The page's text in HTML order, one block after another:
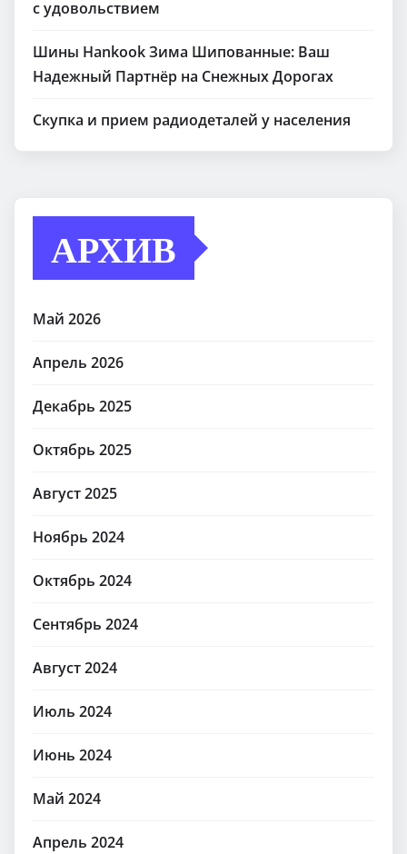
с удовольствием
Шины Hankook Зима Шипованные: Ваш
Надежный Партнёр на Снежных Дорогах
Скупка и прием радиодеталей у населения
АРХИВ
Май 2026
Апрель 2026
Декабрь 2025
Октябрь 2025
Август 2025
Ноябрь 2024
Октябрь 2024
Сентябрь 2024
Август 2024
Июль 2024
Июнь 2024
Май 2024
Апрель 2024